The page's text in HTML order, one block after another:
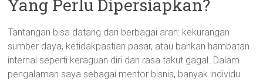
Yang Perlu Dipersiapkan?
Tantangan bisa datang dari berbagai arah: kekurangan
sumber daya, ketidakpastian pasar, atau bahkan hambatan
internal seperti keraguan diri dan rasa takut gagal. Dalam
pengalaman saya sebagai mentor bisnis, banyak individu